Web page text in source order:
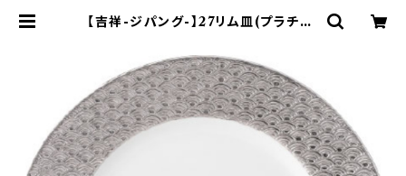
【吉祥-ジパング-】27リム皿(プラチナ)
式オンラインショップ